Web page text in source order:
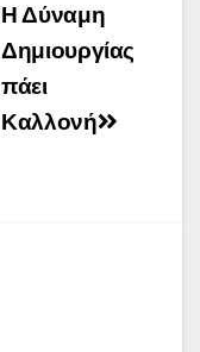
Η Δύναμη
Δημιουργίας
πάει
Καλλονή